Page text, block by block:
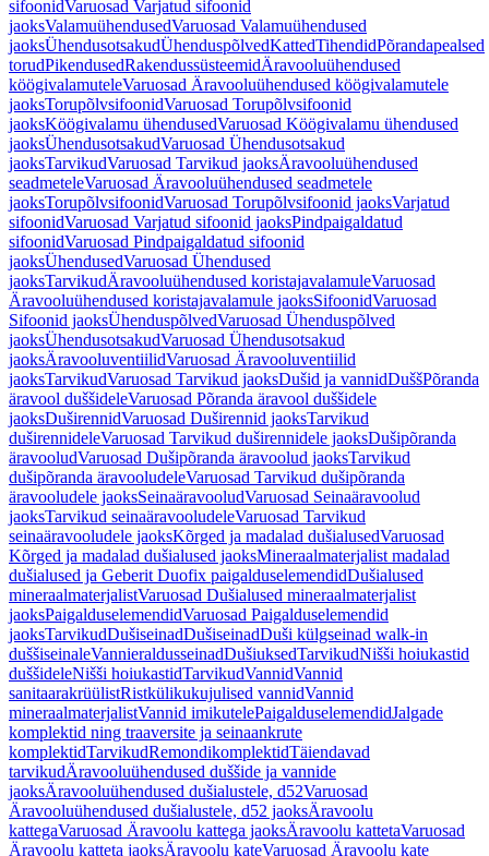
sifoonidVaruosad Varjatud sifoonid
jaoksValamuühendusedVaruosad Valamuühendused
jaoksÜhendusotsakudÜhenduspõlvedKattedTihendidPõrandapealsed
torudPikendusedRakendussüsteemidÄravooluühendused
köögivalamuteleVaruosad Äravooluühendused köögivalamutele
jaoksTorupõlvsifoonidVaruosad Torupõlvsifoonid
jaoksKöögivalamu ühendusedVaruosad Köögivalamu ühendused
jaoksÜhendusotsakudVaruosad Ühendusotsakud
jaoksTarvikudVaruosad Tarvikud jaoksÄravooluühendused
seadmeteleVaruosad Äravooluühendused seadmetele
jaoksTorupõlvsifoonidVaruosad Torupõlvsifoonid jaoksVarjatud
sifoonidVaruosad Varjatud sifoonid jaoksPindpaigaldatud
sifoonidVaruosad Pindpaigaldatud sifoonid
jaoksÜhendusedVaruosad Ühendused
jaoksTarvikudÄravooluühendused koristajavalamuleVaruosad
Äravooluühendused koristajavalamule jaoksSifoonidVaruosad
Sifoonid jaoksÜhenduspõlvedVaruosad Ühenduspõlved
jaoksÜhendusotsakudVaruosad Ühendusotsakud
jaoksÄravooluventiilidVaruosad Äravooluventiilid
jaoksTarvikudVaruosad Tarvikud jaoksDušid ja vannidDuššPõranda
äravool duššideleVaruosad Põranda äravool duššidele
jaoksDuširennidVaruosad Duširennid jaoksTarvikud
duširennideleVaruosad Tarvikud duširennidele jaoksDušipõranda
äravooludVaruosad Dušipõranda äravoolud jaoksTarvikud
dušipõranda äravooludeleVaruosad Tarvikud dušipõranda
äravooludele jaoksSeinaäravooludVaruosad Seinaäravoolud
jaoksTarvikud seinaäravooludeleVaruosad Tarvikud
seinaäravooludele jaoksKõrged ja madalad dušialusedVaruosad
Kõrged ja madalad dušialused jaoksMineraalmaterjalist madalad
dušialused ja Geberit Duofix paigalduselemendidDušialused
mineraalmaterjalistVaruosad Dušialused mineraalmaterjalist
jaoksPaigalduselemendidVaruosad Paigalduselemendid
jaoksTarvikudDušiseinadDušiseinadDuši külgseinad walk-in
duššiseinaleVannieraldusseinadDušiuksedTarvikudNišši hoiukastid
duššideleNišši hoiukastidTarvikudVannidVannid
sanitaarakrüülistRistkülikukujulised vannidVannid
mineraalmaterjalistVannid imikutelePaigalduselemendidJalgade
komplektid ning traaversite ja seinaankrute
komplektidTarvikudRemondikomplektidTäiendavad
tarvikudÄravooluühendused duššide ja vannide
jaoksÄravooluühendused dušialustele, d52Varuosad
Äravooluühendused dušialustele, d52 jaoksÄravoolu
kattegaVaruosad Äravoolu kattega jaoksÄravoolu kattetaVaruosad
Äravoolu katteta jaoksÄravoolu kateVaruosad Äravoolu kate